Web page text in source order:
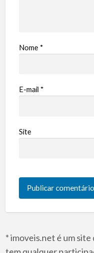
Nome *
E-mail *
Site
* imoveis.net é um